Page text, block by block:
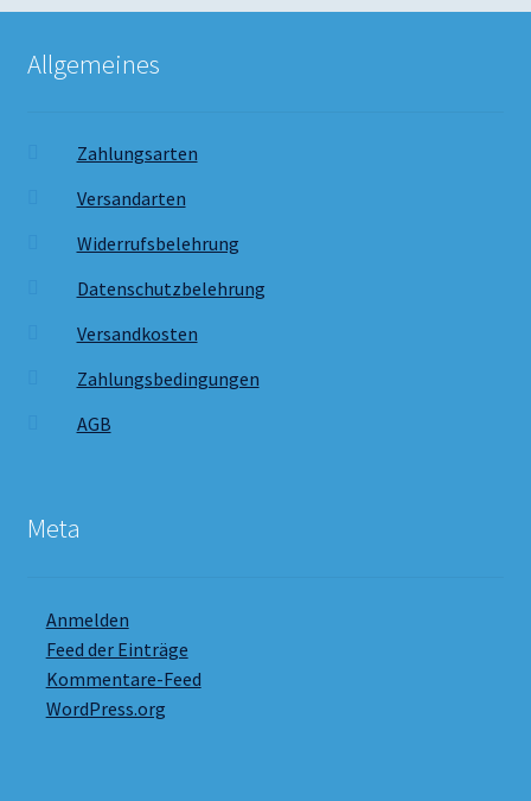
Allgemeines
Zahlungsarten
Versandarten
Widerrufsbelehrung
Datenschutzbelehrung
Versandkosten
Zahlungsbedingungen
AGB
Meta
Anmelden
Feed der Einträge
Kommentare-Feed
WordPress.org